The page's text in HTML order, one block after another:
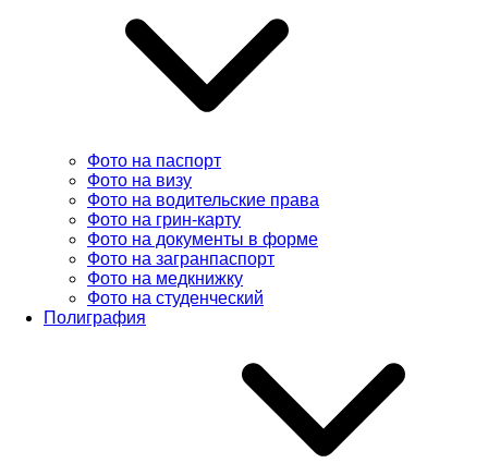
Фото на паспорт
Фото на визу
Фото на водительские права
Фото на грин-карту
Фото на документы в форме
Фото на загранпаспорт
Фото на медкнижку
Фото на студенческий
Полиграфия